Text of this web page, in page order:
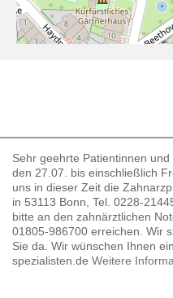
Sehr geehrte Patientinnen
den 27.07. bis einschließlich
uns in dieser Zeit die
in 53113 Bonn, Tel. 0228-
bitte an den zahnärztlichen
01805-986700 erreichen. Wir
Sie da. Wir wünschen Ihnen
spezialisten.de Weitere